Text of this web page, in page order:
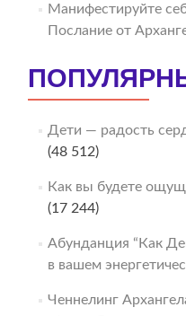
Манифестируйте
Послание от
Дети — радость
(48 512)
Как вы будете
(17 244)
Абунданция “Как
в вашем
Ченнелинг